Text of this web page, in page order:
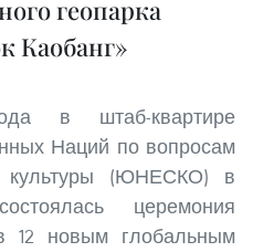
геопарка
в штаб-квартире
Наций по вопросам
культуры (ЮНЕСКО) в
церемония
12 новым глобальным